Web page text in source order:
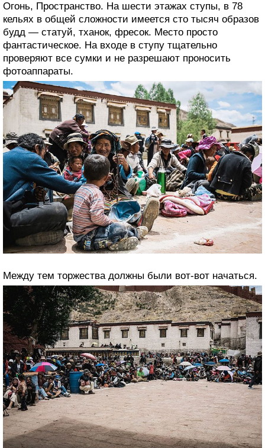
Огонь, Пространство. На шести этажах ступы, в 78
кельях в общей сложности имеется сто тысяч образов
будд — статуй, тханок, фресок. Место просто
фантастическое. На входе в ступу тщательно
проверяют все сумки и не разрешают проносить
фотоаппараты.
Между тем торжества должны были вот-вот начаться.